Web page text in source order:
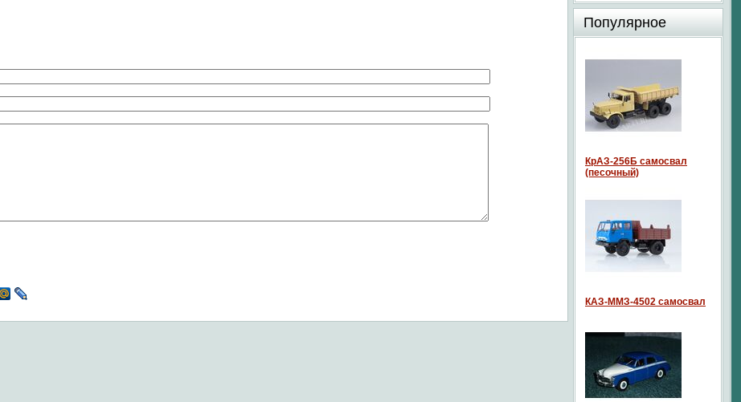
Популярное
КрАЗ-256Б самосвал
(песочный)
КАЗ-ММЗ-4502 самосвал